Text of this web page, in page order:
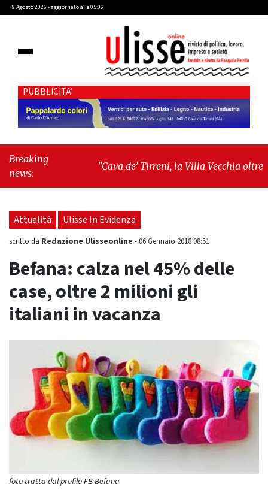
9 Agosto 2026 - aggiornato alle 05:06
PUBBLICITA'
Breaking
news:
"Cava de’ Tirreni, la Villa Vecchia oltre i
seduta consiliare: “Serve chiarezza!”"
Attualità Ulisse In Evidenza
scritto da Redazione Ulisseonline -06 Gennaio 2018 08:51
Befana: calza nel 45% delle
case, oltre 2 milioni gli
italiani in vacanza
foto tratta dal profilo FB Befana